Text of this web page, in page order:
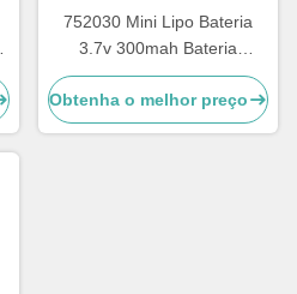
752030 Mini Lipo Bateria
3.7v 300mah Bateria
recarregável Li Polymer
Pack
Obtenha o melhor preço